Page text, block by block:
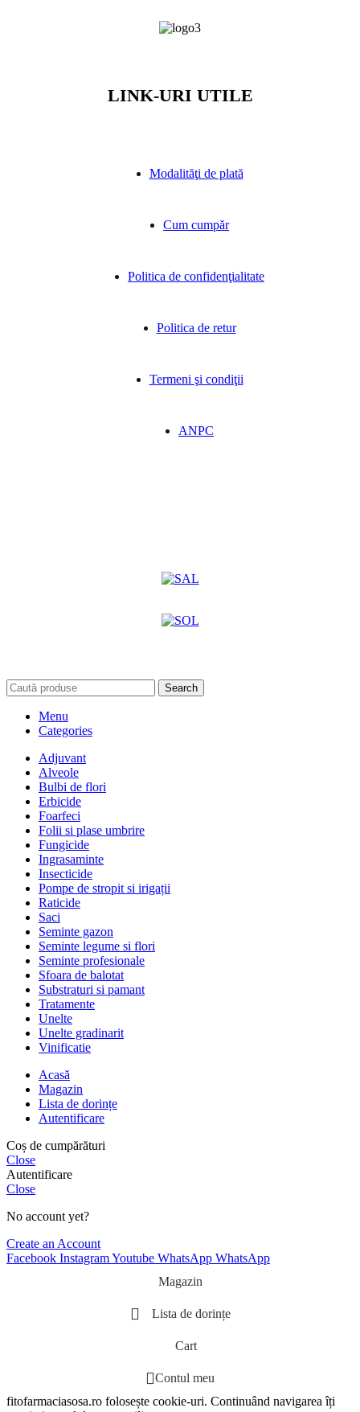
LINK-URI UTILE
Modalităţi de plată
Cum cumpăr
Politica de confidenţialitate
Politica de retur
Termeni şi condiţii
ANPC
Search
Menu
Categories
Adjuvant
Alveole
Bulbi de flori
Erbicide
Foarfeci
Folii si plase umbrire
Fungicide
Ingrasaminte
Insecticide
Pompe de stropit si irigații
Raticide
Saci
Seminte gazon
Seminte legume si flori
Seminte profesionale
Sfoara de balotat
Substraturi si pamant
Tratamente
Unelte
Unelte gradinarit
Vinificatie
Acasă
Magazin
Lista de dorințe
Autentificare
Coș de cumpărături
Close
Autentificare
Close
No account yet?
Create an Account
Facebook InstagramYoutube WhatsApp WhatsApp
Magazin
Lista de dorințe
Cart
Contul meu
fitofarmaciasosa.ro folosește cookie-uri. Continuând navigarea îți